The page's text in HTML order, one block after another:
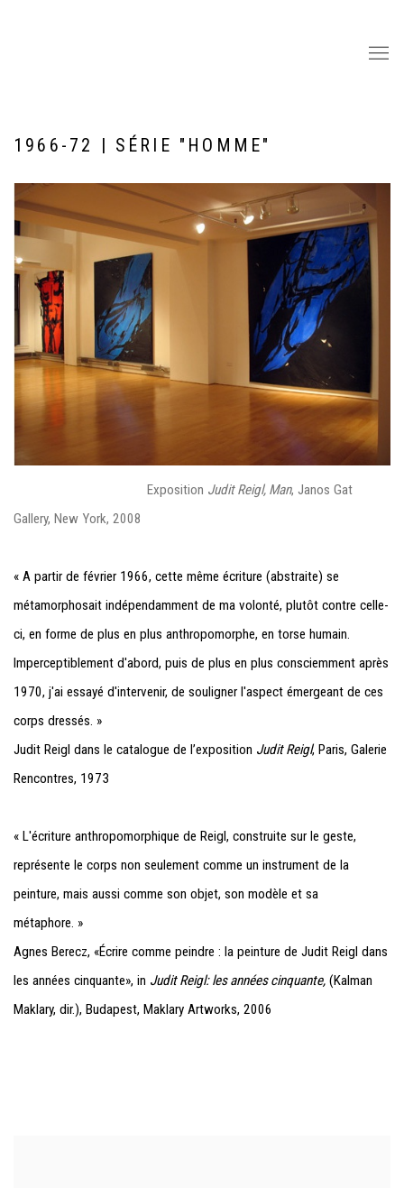
1966-72 | SÉRIE "HOMME"
Exposition Judit Reigl, Man, Janos Gat
Gallery, New York, 2008
« A partir de février 1966, cette même écriture (abstraite) se
métamorphosait indépendamment de ma volonté, plutôt contre celle-
ci, en forme de plus en plus anthropomorphe, en torse humain.
Imperceptiblement d'abord, puis de plus en plus consciemment après
1970, j'ai essayé d'intervenir, de souligner l'aspect émergeant de ces
corps dressés. »
Judit Reigl dans le catalogue de l’exposition Judit Reigl, Paris, Galerie
Rencontres, 1973
« L'écriture anthropomorphique de Reigl, construite sur le geste,
représente le corps non seulement comme un instrument de la
peinture, mais aussi comme son objet, son modèle et sa
métaphore. »
Agnes Berecz, «Écrire comme peindre : la peinture de Judit Reigl dans
les années cinquante», in Judit Reigl: les années cinquante, (Kalman
Maklary, dir.), Budapest, Maklary Artworks, 2006